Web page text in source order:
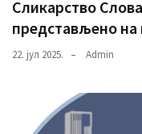
Сликарство
представљено
22. јул 2025. Admin